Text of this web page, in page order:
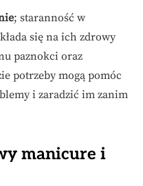
; staranność w
się na ich zdrowy
paznokci oraz
potrzeby mogą pomóc
i zaradzić im zanim
manicure i